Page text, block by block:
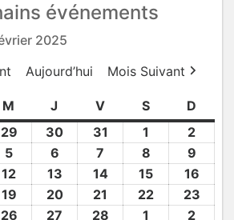
événements
2025
Aujourd’hui Mois Suivant
M mercredi
J Vvendredi
Ssamedi
D
29
2025
30
2025
31
2025
1
Fév
2025
2
2025
5
Fév
2025
6
Fév
2025
7
Fév
2025
8
Fév
2025
9
Fév
2025
12
2025
13
Fév
2025
1414
2025
15
Fév
16
Fév
19
Fév
2020
21
Fév
22 23
26 27 28 1 2